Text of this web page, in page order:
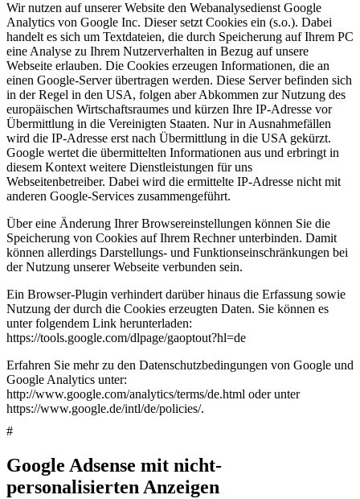
Wir nutzen auf unserer Website den Webanalysedienst Google
Analytics von Google Inc. Dieser setzt Cookies ein (s.o.). Dabei
handelt es sich um Textdateien, die durch Speicherung auf Ihrem PC
eine Analyse zu Ihrem Nutzerverhalten in Bezug auf unsere
Webseite erlauben. Die Cookies erzeugen Informationen, die an
einen Google-Server übertragen werden. Diese Server befinden sich
in der Regel in den USA, folgen aber Abkommen zur Nutzung des
europäischen Wirtschaftsraumes und kürzen Ihre IP-Adresse vor
Übermittlung in die Vereinigten Staaten. Nur in Ausnahmefällen
wird die IP-Adresse erst nach Übermittlung in die USA gekürzt.
Google wertet die übermittelten Informationen aus und erbringt in
diesem Kontext weitere Dienstleistungen für uns
Webseitenbetreiber. Dabei wird die ermittelte IP-Adresse nicht mit
anderen Google-Services zusammengeführt.
Über eine Änderung Ihrer Browsereinstellungen können Sie die
Speicherung von Cookies auf Ihrem Rechner unterbinden. Damit
können allerdings Darstellungs- und Funktionseinschränkungen bei
der Nutzung unserer Webseite verbunden sein.
Ein Browser-Plugin verhindert darüber hinaus die Erfassung sowie
Nutzung der durch die Cookies erzeugten Daten. Sie können es
unter folgendem Link herunterladen:
https://tools.google.com/dlpage/gaoptout?hl=de
Erfahren Sie mehr zu den Datenschutzbedingungen von Google und
Google Analytics unter:
http://www.google.com/analytics/terms/de.html oder unter
https://www.google.de/intl/de/policies/.
#
Google Adsense mit nicht-
personalisierten Anzeigen